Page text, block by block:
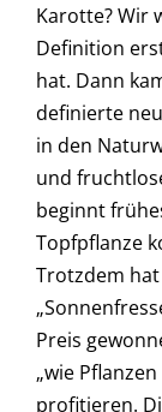
Karotte? Wir
Definition
hat. Dann
definierte
in den
und
beginnt
Topfpflanze
Trotzdem
Preis
„wie
profitieren.